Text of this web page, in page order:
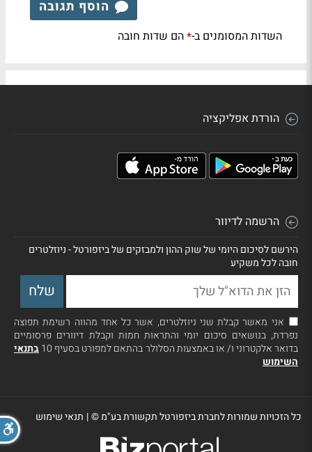
הוסף תגובה
השדות המסומנים ב-*הם שדות חובה
הורדת אפליקציה
הרשמה לדיוור
הירשם לסיכום היומי של שוק ההון ולמבזקים של ביזפורטל - ניוזלטרים
חובה לכל משקיע
אני מאשר קבלת שני ניוזלטרים, אשר כל אחד מהווה רשימת תפוצה
נפרדת, בנושאים סיכום יומי והתראות חמות וקבלת דיוורים פרסומיים
בדואר אלקטרוני ו/ או באמצעות הסלולר בהתאם למפורט בסעיף 10
בתנאי
השימוש
כל הזכויות שמורות לחברת ביזפורטל תקשורת בע"מ ©| תנאי שימוש